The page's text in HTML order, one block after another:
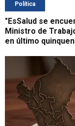
Política
"EsSalud se
Ministro de
en último